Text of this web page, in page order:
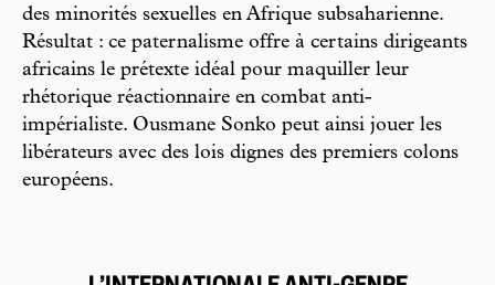
des minorités sexuelles en Afrique subsaharienne.
Résultat : ce paternalisme offre à certains dirigeants
africains le prétexte idéal pour maquiller leur
rhétorique réactionnaire en combat anti-
impérialiste. Ousmane Sonko peut ainsi jouer les
libérateurs avec des lois dignes des premiers colons
européens.